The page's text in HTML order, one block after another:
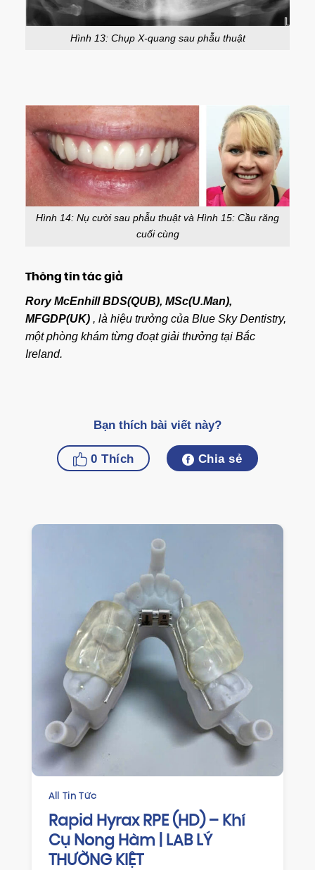
Hình 13: Chụp X-quang sau phẫu thuật
Hình 14: Nụ cười sau phẫu thuật và Hình 15: Cầu răng
cuối cùng
Thông tin tác giả
Rory McEnhill BDS(QUB), MSc(U.Man),
MFGDP(UK), là hiệu trưởng của Blue Sky Dentistry,
một phòng khám từng đoạt giải thưởng tại Bắc
Ireland.
Bạn thích bài viết này?
0Thích Chia sẻ
CHỈNH NHA
HAWLEY RETAINER GIẢI PHÁP
DUY TRÌ KẾT QUẢ CHỈNH NHA
HIỆU QUẢ TỪ LAB LÝ THƯỜNG